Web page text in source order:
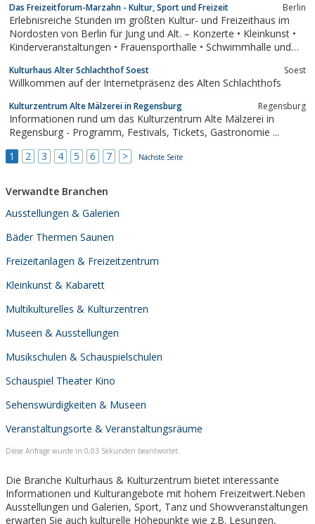
Das Freizeitforum-Marzahn - Kultur, Sport und Freizeit Berlin
Erlebnisreiche Stunden im größten Kultur- und Freizeithaus im
Nordosten von Berlin für Jung und Alt. – Konzerte • Kleinkunst •
Kinderveranstaltungen • Frauensporthalle • Schwimmhalle und
Kulturhaus Alter Schlachthof Soest Soest
Willkommen auf der Internetpräsenz des Alten Schlachthofs
Kulturzentrum Alte Mälzerei in Regensburg Regensburg
Informationen rund um das Kulturzentrum Alte Mälzerei in
Regensburg - Programm, Festivals, Tickets, Gastronomie ...
1
2 3 4 5 6 7 > Nächste Seite
Verwandte Branchen
Ausstellungen & Galerien
Bäder Thermen Saunen
Freizeitanlagen & Freizeitzentrum
Kleinkunst & Kabarett
Multikulturelles & Kulturzentren
Museen & Ausstellungen
Musikschulen & Schauspielschulen
Schauspiel Theater Kino
Sehenswürdigkeiten & Museen
Veranstaltungsorte & Veranstaltungsräume
Diese Anfrage wurde in 0,03 Sekunden beantwortet.
Die Branche Kulturhaus & Kulturzentrum bietet interessante
Informationen und Kulturangebote mit hohem Freizeitwert.Neben
Ausstellungen und Galerien, Sport, Tanz und Showveranstaltungen
erwarten Sie auch kulturelle Höhepunkte wie z.B. Lesungen,